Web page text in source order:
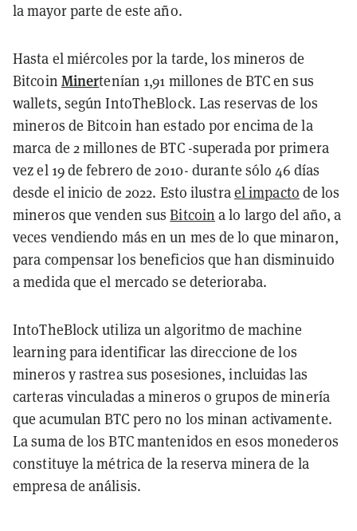
la mayor parte de este año.
Hasta el miércoles por la tarde, los mineros de
Bitcoin Minertenían 1,91 millones de BTC en sus
wallets, según IntoTheBlock. Las reservas de los
mineros de Bitcoin han estado por encima de la
marca de 2 millones de BTC -superada por primera
vez el 19 de febrero de 2010- durante sólo 46 días
desde el inicio de 2022. Esto ilustrael impacto de los
mineros que venden susBitcoin a lo largo del año, a
veces vendiendo más en un mes de lo que minaron,
para compensar los beneficios que han disminuido
a medida que el mercado se deterioraba.
IntoTheBlock utiliza un algoritmo de machine
learning para identificar las direccione de los
mineros y rastrea sus posesiones, incluidas las
carteras vinculadas a mineros o grupos de minería
que acumulan BTC pero no los minan activamente.
La suma de los BTC mantenidos en esos monederos
constituye la métrica de la reserva minera de la
empresa de análisis.